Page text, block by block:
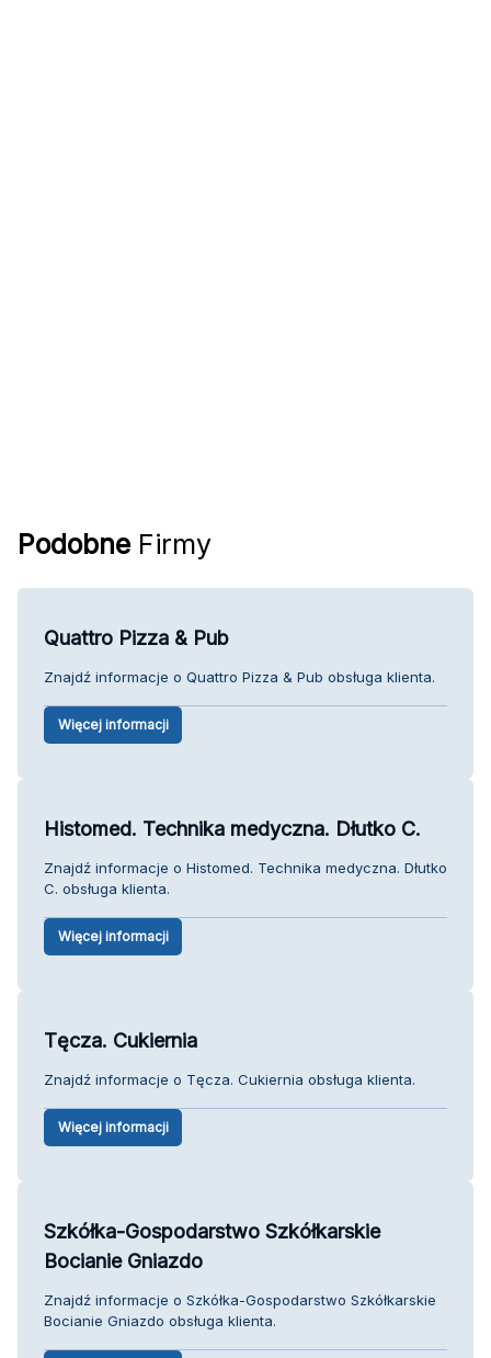
Podobne Firmy
Quattro Pizza & Pub
Znajdź informacje o Quattro Pizza & Pub obsługa klienta.
Więcej informacji
Histomed. Technika medyczna. Dłutko C.
Znajdź informacje o Histomed. Technika medyczna. Dłutko
C. obsługa klienta.
Więcej informacji
Tęcza. Cukiernia
Znajdź informacje o Tęcza. Cukiernia obsługa klienta.
Więcej informacji
Szkółka-Gospodarstwo Szkółkarskie
Bocianie Gniazdo
Znajdź informacje o Szkółka-Gospodarstwo Szkółkarskie
Bocianie Gniazdo obsługa klienta.